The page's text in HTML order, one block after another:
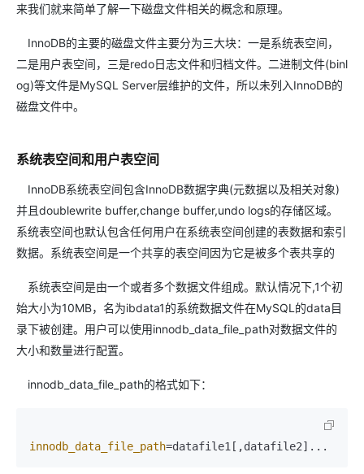
来我们就来简单了解一下磁盘文件相关的概念和原理。
InnoDB的主要的磁盘文件主要分为三大块：一是系统表空间，
二是用户表空间，三是redo日志文件和归档文件。二进制文件(binl
og)等文件是MySQL Server层维护的文件，所以未列入InnoDB的
磁盘文件中。
系统表空间和用户表空间
InnoDB系统表空间包含InnoDB数据字典(元数据以及相关对象)
并且doublewrite buffer,change buffer,undo logs的存储区域。
系统表空间也默认包含任何用户在系统表空间创建的表数据和索引
数据。系统表空间是一个共享的表空间因为它是被多个表共享的
系统表空间是由一个或者多个数据文件组成。默认情况下,1个初
始大小为10MB，名为ibdata1的系统数据文件在MySQL的data目
录下被创建。用户可以使用innodb_data_file_path对数据文件的
大小和数量进行配置。
innodb_data_file_path的格式如下：
innodb_data_file_path=datafile1[,datafile2]...